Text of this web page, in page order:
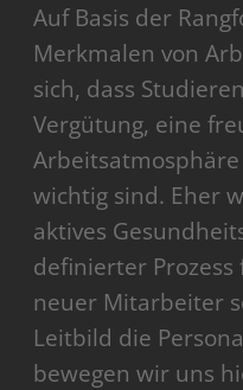
Auf Basis der
Merkmalen von
sich, dass
Vergütung, eine
wichtig sind. Eher
aktives
definierter
neuer Mitarbeiter
Leitbild die
bewegen wir uns